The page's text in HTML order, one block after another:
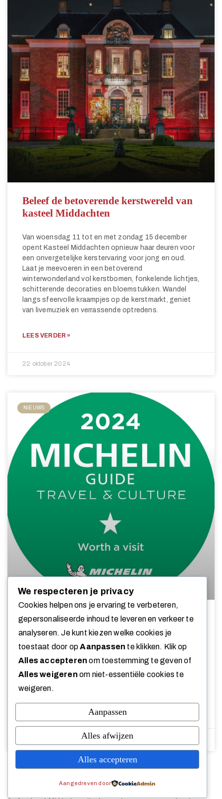
Beleef de betoverende kerstwereld van
kasteel Middachten
Van woensdag 11 tot en met zondag 15 december
opent Kasteel Middachten opnieuw haar deuren voor
een onvergetelijke kerstervaring voor jong en oud.
Laat je meevoeren in een betoverend
winterwonderland vol kerstbomen, fonkelende lichtjes,
schitterende decoraties en bloemstukken. Wandel
langs sfeervolle kraampjes op de kerstmarkt, geniet
van livemuziek en verrassende optredens.
LEES VERDER »
22 oktober 2024
NIEUWS
Michelinster voor landgoed
Middachten
ontvangen. De inspecteurs prijzen niet alleen de tuin,
maar ook de unieke collectie schilderijen en portretten
in het kasteel in de nieuwste Michelin reisgids.
1 2 3 4 5
We respecteren je privacy
Cookies helpen ons je ervaring te verbeteren,
gepersonaliseerde inhoud te leveren en verkeer te
analyseren. Je kunt kiezen welke cookies je
toestaat door opAanpassen te klikken. Klik op
Alles accepteren om toestemming te geven of
Alles weigeren om niet-essentiële cookies te
weigeren.
Aanpassen
Alles afwijzen
Alles accepteren
Aangedreven door